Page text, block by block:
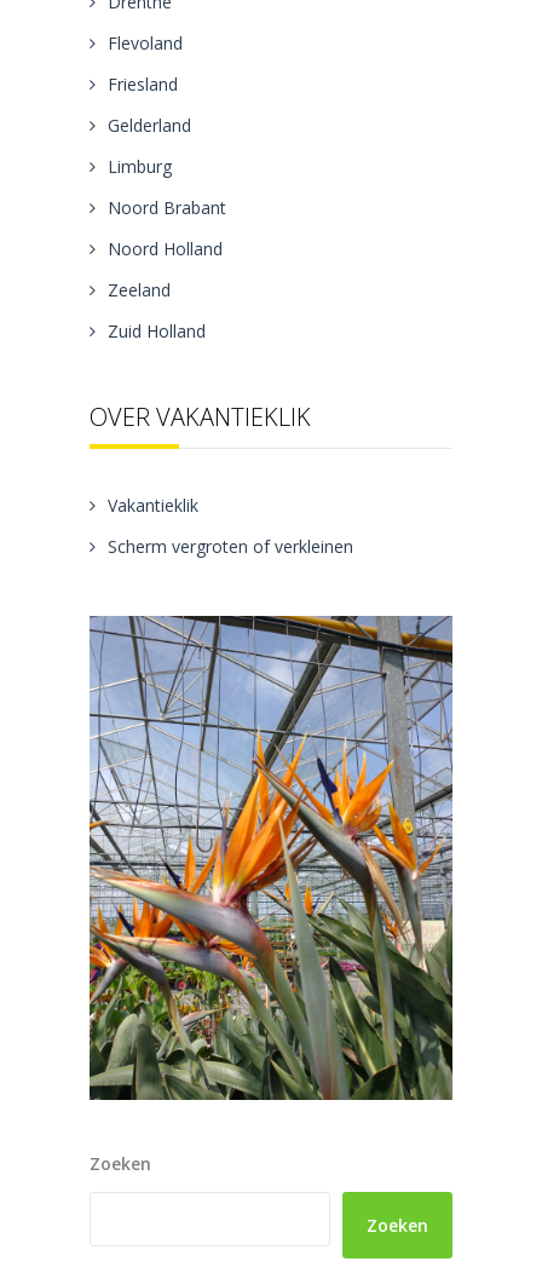
Flevoland
Friesland
Gelderland
Limburg
Noord Brabant
Noord Holland
Zeeland
Zuid Holland
OVER VAKANTIEKLIK
Vakantieklik
Scherm vergroten of verkleinen
Zoeken
Zoeken